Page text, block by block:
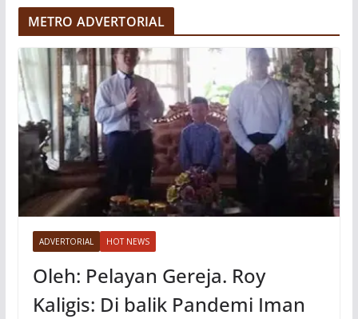
e
METRO ADVERTORIAL
ADVERTORIAL HOT NEWS
Oleh: Pelayan Gereja. Roy
Kaligis: Di balik Pandemi Iman